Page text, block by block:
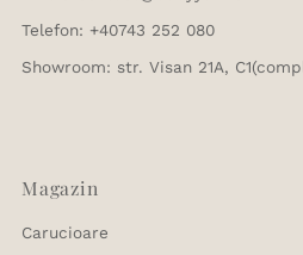
Telefon: +40743 252 080
Showroom: str. Visan 21A,
Magazin
Carucioare